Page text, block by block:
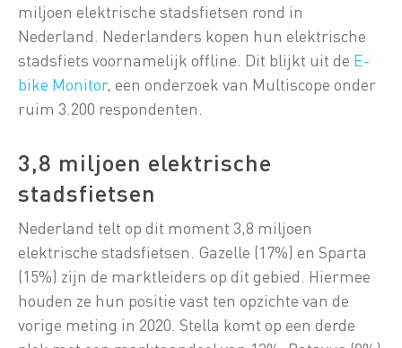
miljoen elektrische stadsfietsen rond in
Nederland. Nederlanders kopen hun elektrische
stadsfiets voornamelijk offline. Dit blijkt uit de E-
bike Monitor, een onderzoek van Multiscope onder
ruim 3.200 respondenten.
3,8 miljoen elektrische
stadsfietsen
Nederland telt op dit moment 3,8 miljoen
elektrische stadsfietsen. Gazelle (17%) en Sparta
(15%) zijn de marktleiders op dit gebied. Hiermee
houden ze hun positie vast ten opzichte van de
vorige meting in 2020. Stella komt op een derde